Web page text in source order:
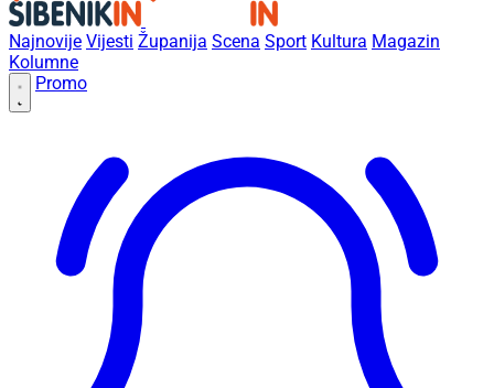
Najnovije Vijesti Županija Scena Sport Kultura Magazin
Kolumne
Promo